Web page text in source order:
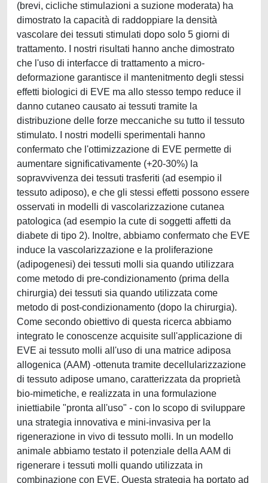
(brevi, cicliche stimulazioni a suzione moderata) ha
dimostrato la capacità di raddoppiare la densità
vascolare dei tessuti stimulati dopo solo 5 giorni di
trattamento. I nostri risultati hanno anche dimostrato
che l'uso di interfacce di trattamento a micro-
deformazione garantisce il mantenitmento degli stessi
effetti biologici di EVE ma allo stesso tempo reduce il
danno cutaneo causato ai tessuti tramite la
distribuzione delle forze meccaniche su tutto il tessuto
stimulato. I nostri modelli sperimentali hanno
confermato che l'ottimizzazione di EVE permette di
aumentare significativamente (+20-30%) la
sopravvivenza dei tessuti trasferiti (ad esempio il
tessuto adiposo), e che gli stessi effetti possono essere
osservati in modelli di vascolarizzazione cutanea
patologica (ad esempio la cute di soggetti affetti da
diabete di tipo 2). Inoltre, abbiamo confermato che EVE
induce la vascolarizzazione e la proliferazione
(adipogenesi) dei tessuti molli sia quando utilizzara
come metodo di pre-condizionamento (prima della
chirurgia) dei tessuti sia quando utilizzata come
metodo di post-condizionamento (dopo la chirurgia).
Come secondo obiettivo di questa ricerca abbiamo
integrato le conoscenze acquisite sull'applicazione di
EVE ai tessuto molli all'uso di una matrice adiposa
allogenica (AAM) -ottenuta tramite decellularizzazione
di tessuto adipose umano, caratterizzata da proprietà
bio-mimetiche, e realizzata in una formulazione
iniettiabile "pronta all'uso" - con lo scopo di sviluppare
una strategia innovativa e mini-invasiva per la
rigenerazione in vivo di tessuto molli. In un modello
animale abbiamo testato il potenziale della AAM di
rigenerare i tessuti molli quando utilizzata in
combinazione con EVE. Questa strategia ha portato ad